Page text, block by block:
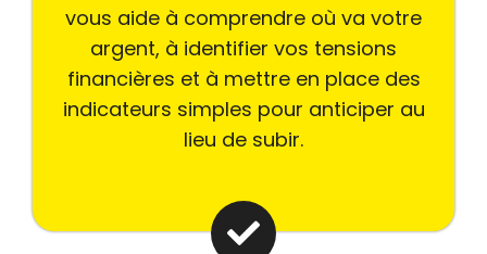
vous aide à comprendre où va votre
argent, à identifier vos tensions
financières et à mettre en place des
indicateurs simples pour anticiper au
lieu de subir.